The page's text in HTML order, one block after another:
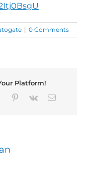
| 0 Comments
Platform!
Tumblr Pinterest
Vk Email